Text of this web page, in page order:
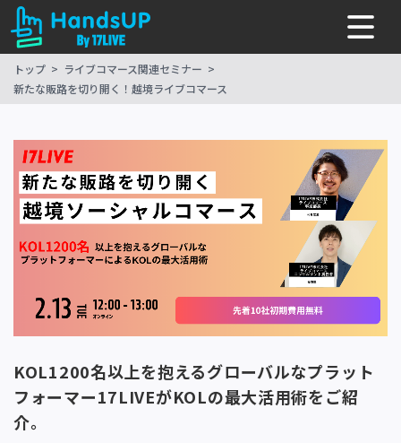
トップ
ライブコマース関連セミナー
新たな販路を切り開く！越境ライブコマース
KOL1200名以上を抱えるグローバルなプラット
フォーマー17LIVEがKOLの最大活用術をご紹
介。